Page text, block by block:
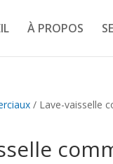
À PROPOS
/ Lave-vaisselle